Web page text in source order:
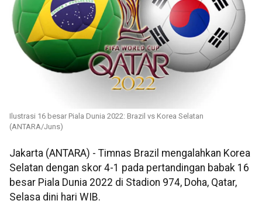
Ilustrasi 16 besar Piala Dunia 2022: Brazil vs Korea Selatan
(ANTARA/Juns)
Jakarta (ANTARA) - Timnas Brazil mengalahkan Korea
Selatan dengan skor 4-1 pada pertandingan babak 16
besar Piala Dunia 2022 di Stadion 974, Doha, Qatar,
Selasa dini hari WIB.